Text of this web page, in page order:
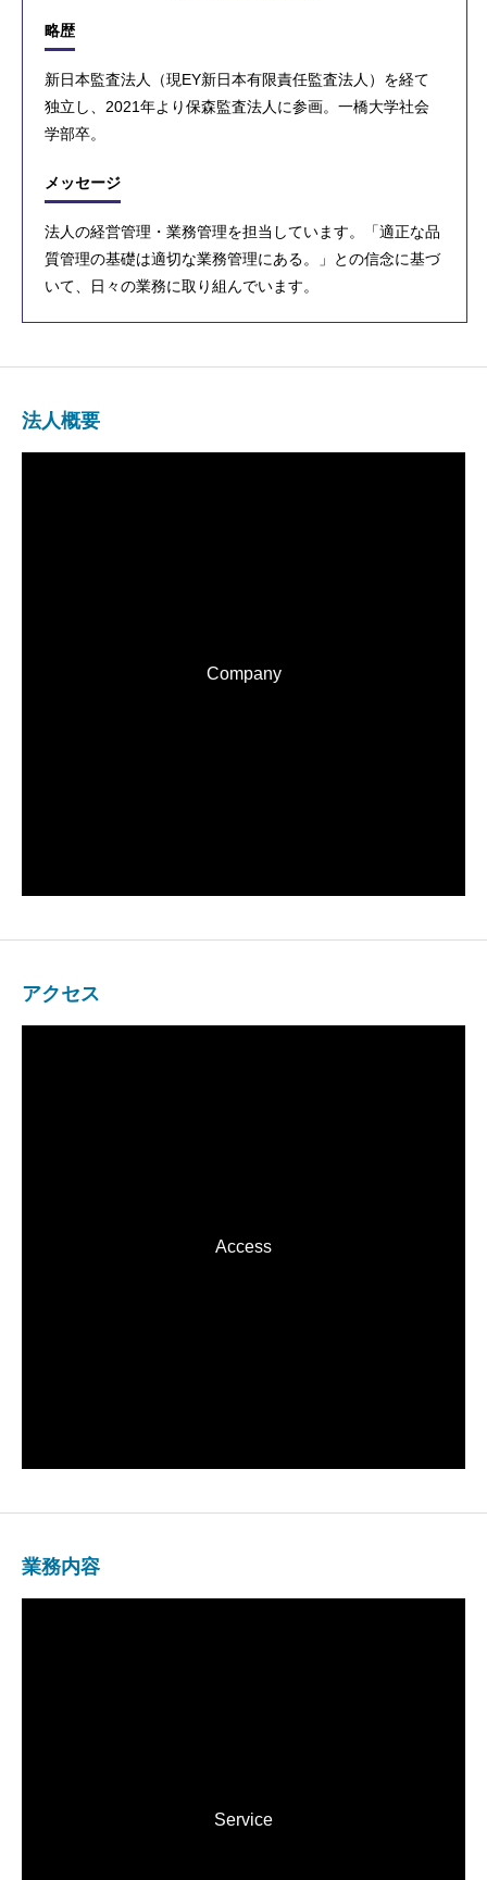
略歴
新日本監査法人（現EY新日本有限責任監査法人）を経て
独立し、2021年より保森監査法人に参画。一橋大学社会
学部卒。
メッセージ
法人の経営管理・業務管理を担当しています。「適正な品
質管理の基礎は適切な業務管理にある。」との信念に基づ
いて、日々の業務に取り組んでいます。
法人概要
Company
アクセス
Access
業務内容
Service